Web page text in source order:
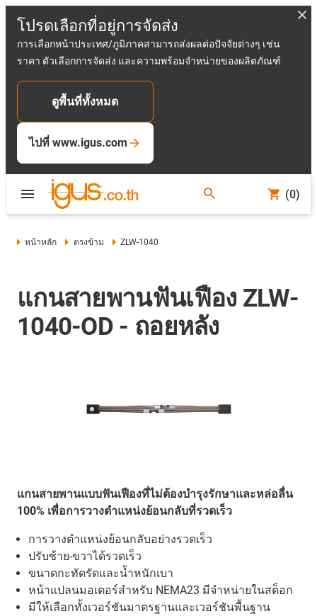
โปรดเลือกที่อยู่การจัดส่ง
การเลือกหน้าประเทศ/ภูมิภาคสามารถส่งผลต่อปัจจัยต่างๆ เช่น
ราคา ตัวเลือกการจัดส่ง และความพร้อมจำหน่ายของผลิตภัณฑ์
ดูพื้นที่ทั้งหมด
ไปที่ www.igus.com
(0)
หน้าหลัก ตรงข้าม ZLW-1040
แกนสายพานฟันเฟือง ZLW-
1040-OD - ถอยหลัง
แกนสายพานแบบฟันเฟืองที่ไม่ต้องบำรุงรักษาและหล่อลื่น
100% เพื่อการวางตำแหน่งย้อนกลับที่รวดเร็ว
การวางตำแหน่งย้อนกลับอย่างรวดเร็ว
ปรับซ้าย-ขวาได้รวดเร็ว
ขนาดกะทัดรัดและน้ำหนักเบา
หน้าแปลนมอเตอร์สำหรับ NEMA23 มีจำหน่ายในสต็อก
มีให้เลือกทั้งเวอร์ชันมาตรฐานและเวอร์ชันพื้นฐาน